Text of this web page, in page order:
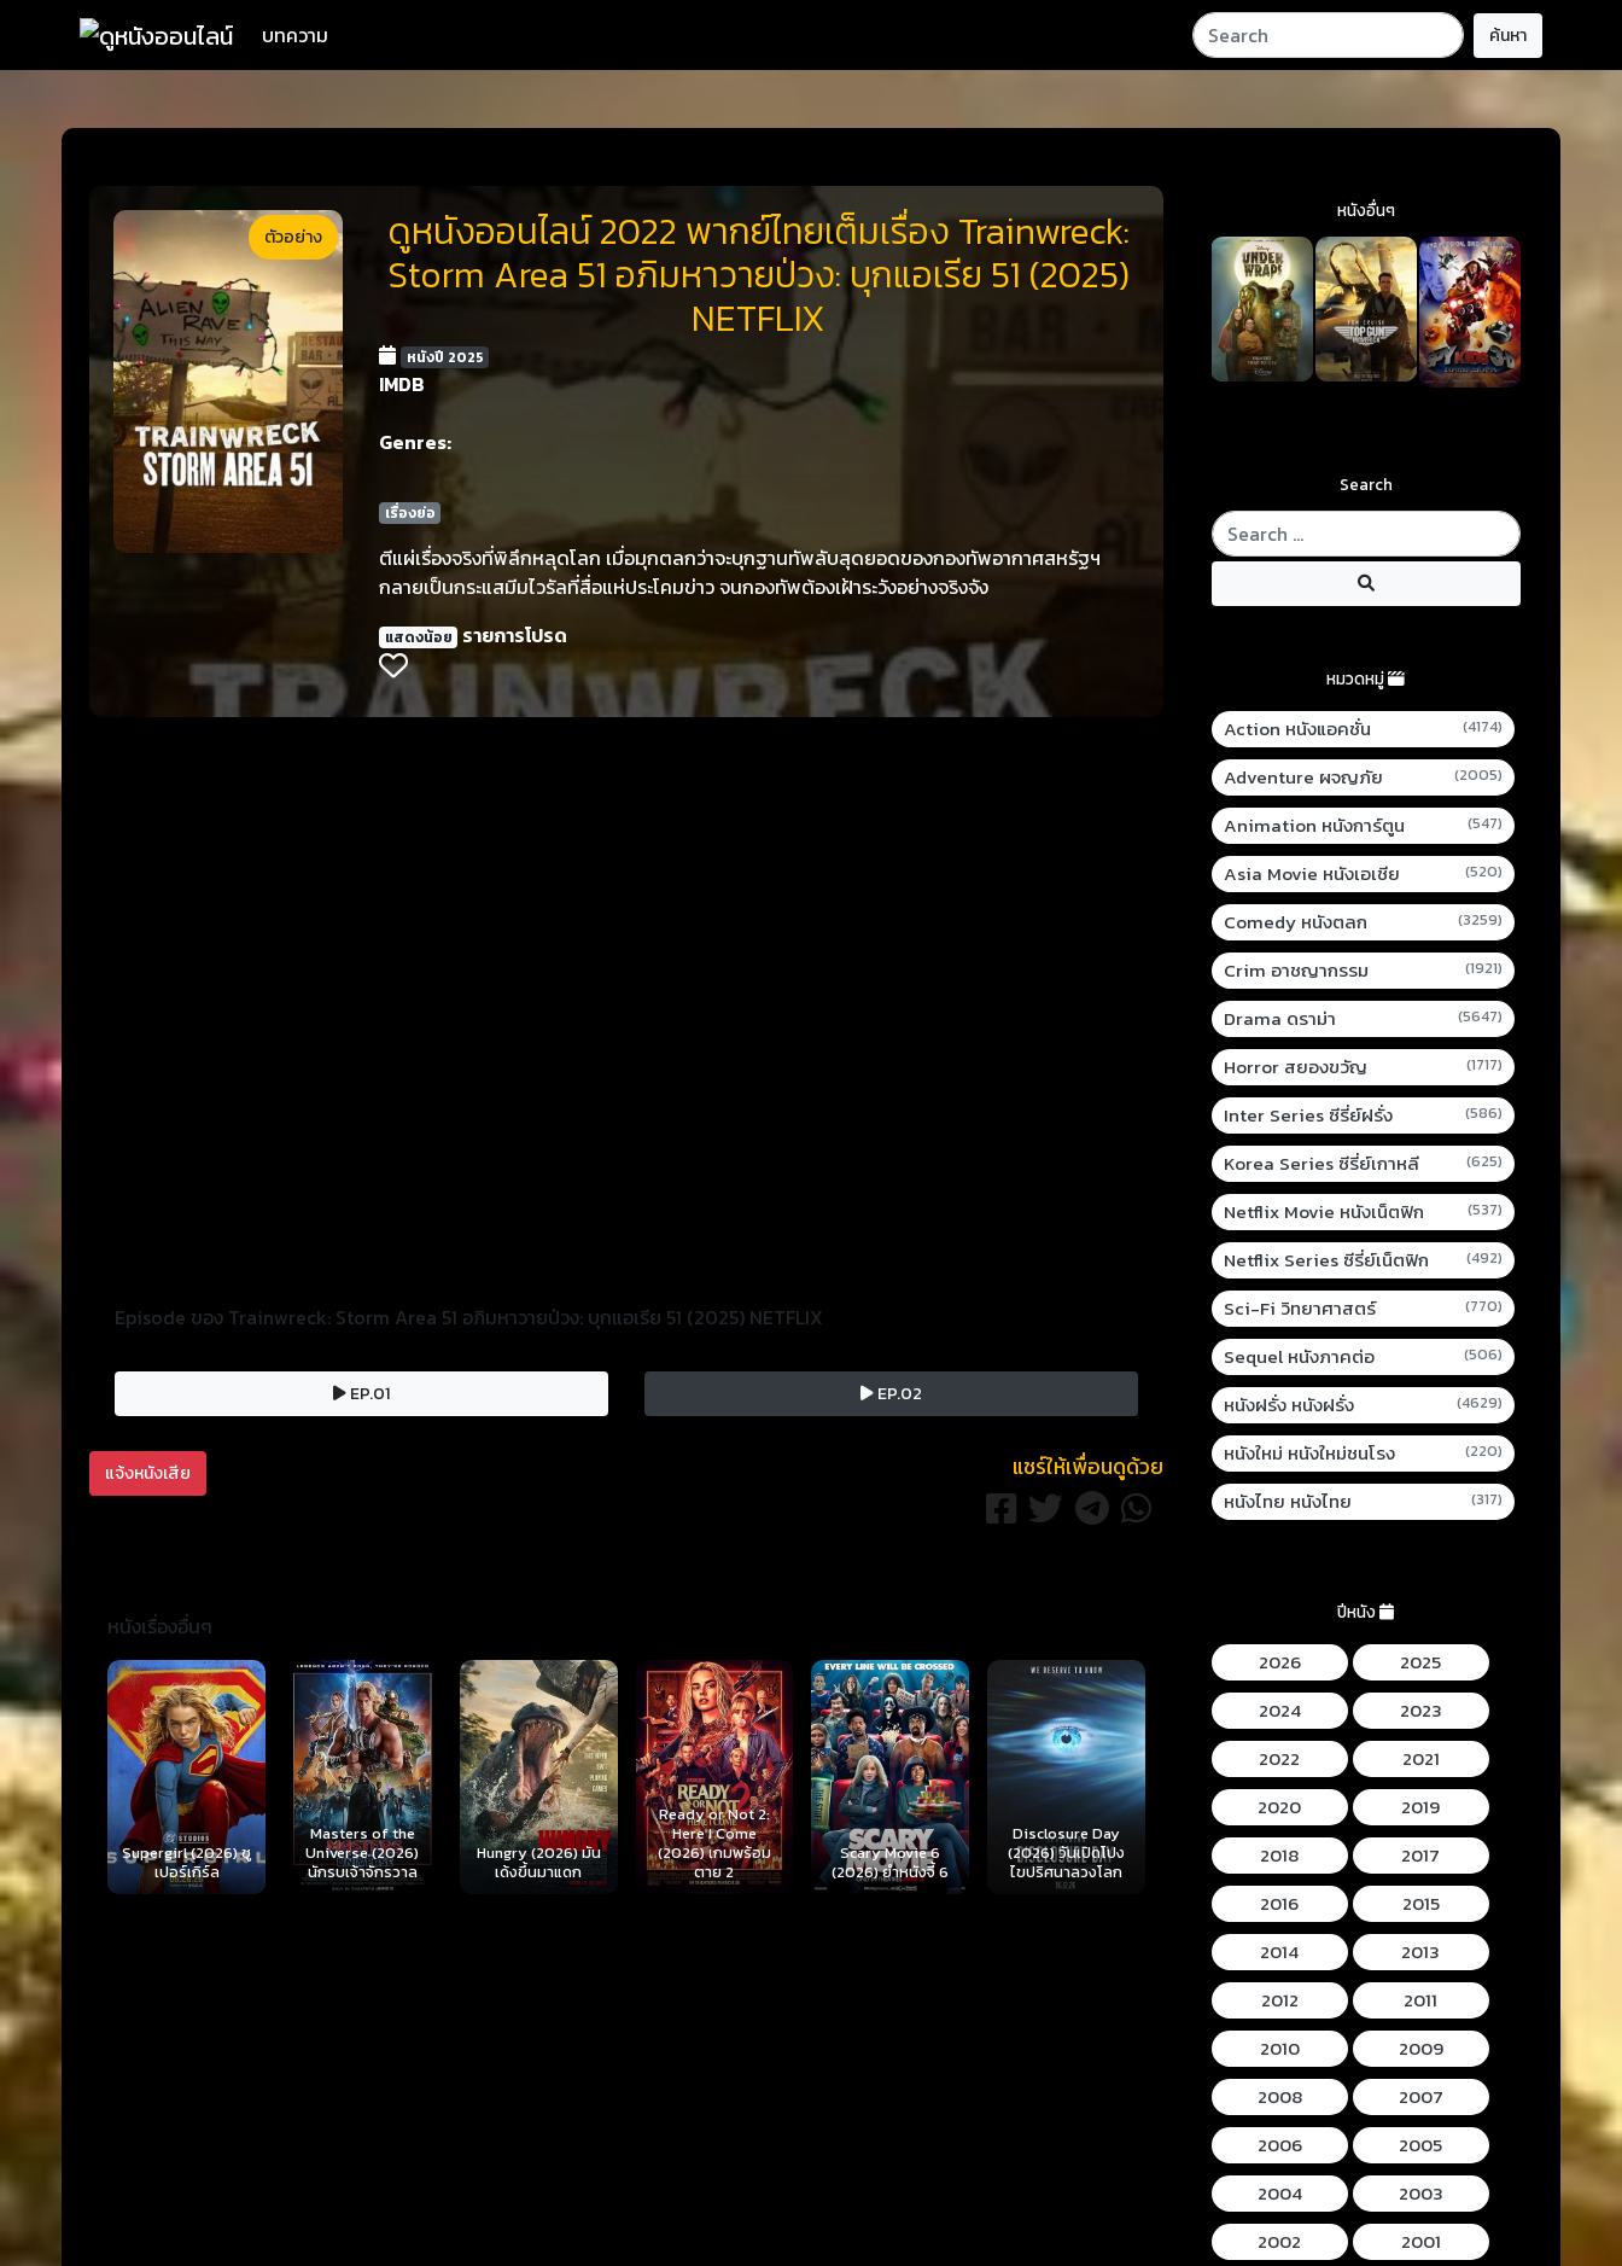
บทความ ค้นหา
ตัวอย่าง
ดูหนังออนไลน์ 2022 พากย์ไทยเต็มเรื่อง Trainwreck:
Storm Area 51 อภิมหาวายป่วง: บุกแอเรีย 51 (2025)
NETFLIX
หนังปี 2025
IMDB
Genres:
เรื่องย่อ
ตีแผ่เรื่องจริงที่พิลึกหลุดโลก เมื่อมุกตลกว่าจะบุกฐานทัพลับสุดยอดของกองทัพอากาศสหรัฐฯ
กลายเป็นกระแสมีมไวรัลที่สื่อแห่ประโคมข่าว จนกองทัพต้องเฝ้าระวังอย่างจริงจัง
แสดงน้อย รายการโปรด
Episode ของ Trainwreck: Storm Area 51 อภิมหาวายป่วง: บุกแอเรีย 51 (2025) NETFLIX
EP.01 EP.02
แจ้งหนังเสีย แชร์ให้เพื่อนดูด้วย
หนังเรื่องอื่นๆ
(2026) ซู
เกิร์ล
Masters of the
Universe (2026)
นักรบเจ้าจักรวาล
Hungry (2026) มัน
เด้งขึ้นมาแดก
Ready or Not 2:
Here I Come
(2026) เกมพร้อม
ตาย 2
Scary Movie 6
(2026) ยำหนังจี้ 6
Disclosure Day
(2026) วันเปิดโปง
ไขปริศนาลวงโลก
Backrooms (2026)
นรกห้องลับ
Hokum (2026) ห้อง
กุมวิญญาณ
Mortal Kombat II
(2026) มอร์ทัล คอม
แบท 2
Lee
Mummy
หนังอื่นๆ
Search
หมวดหมู่
Action หนังแอคชั่น (4174)
Adventure ผจญภัย (2005)
Animation หนังการ์ตูน (547)
Asia Movie หนังเอเชีย (520)
Comedy หนังตลก (3259)
Crim อาชญากรรม (1921)
Drama ดราม่า (5647)
Horror สยองขวัญ (1717)
Inter Series ซีรี่ย์ฝรั่ง (586)
Korea Series ซีรี่ย์เกาหลี (625)
Netflix Movie หนังเน็ตฟิก (537)
Netflix Series ซีรี่ย์เน็ตฟิก (492)
Sci-Fi วิทยาศาสตร์ (770)
Sequel หนังภาคต่อ (506)
หนังฝรั่ง หนังฝรั่ง (4629)
หนังใหม่ หนังใหม่ชนโรง (220)
หนังไทย หนังไทย (317)
ปีหนัง
2026
2025
2024
2023
2022
2021
2020
2019
2018
2017
2016
2015
2014
2013
2012
2011
2010
2009
2008
2007
2006
2005
2004
2003
2002
2001